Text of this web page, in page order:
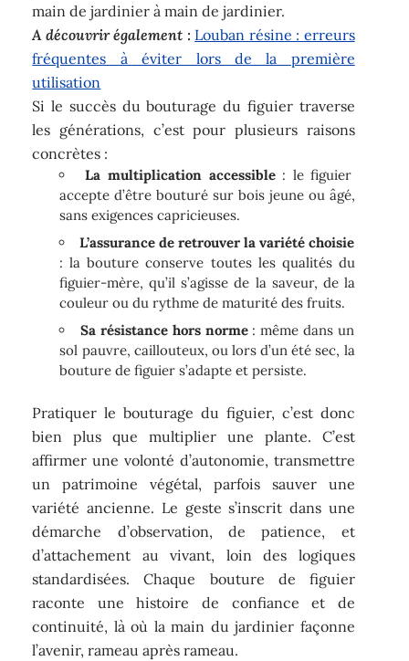
main de jardinier à main de jardinier.
A découvrir également : Louban résine : erreurs
fréquentes à éviter lors de la première
utilisation
Si le succès du bouturage du figuier traverse
les générations, c’est pour plusieurs raisons
concrètes :
La multiplication accessible: le figuier
accepte d’être bouturé sur bois jeune ou âgé,
sans exigences capricieuses.
L’assurance de retrouver la variété choisie
: la bouture conserve toutes les qualités du
figuier-mère, qu’il s’agisse de la saveur, de la
couleur ou du rythme de maturité des fruits.
Sa résistance hors norme: même dans un
sol pauvre, caillouteux, ou lors d’un été sec, la
bouture de figuier s’adapte et persiste.
Pratiquer le bouturage du figuier, c’est donc
bien plus que multiplier une plante. C’est
affirmer une volonté d’autonomie, transmettre
un patrimoine végétal, parfois sauver une
variété ancienne. Le geste s’inscrit dans une
démarche d’observation, de patience, et
d’attachement au vivant, loin des logiques
standardisées. Chaque bouture de figuier
raconte une histoire de confiance et de
continuité, là où la main du jardinier façonne
l’avenir, rameau après rameau.